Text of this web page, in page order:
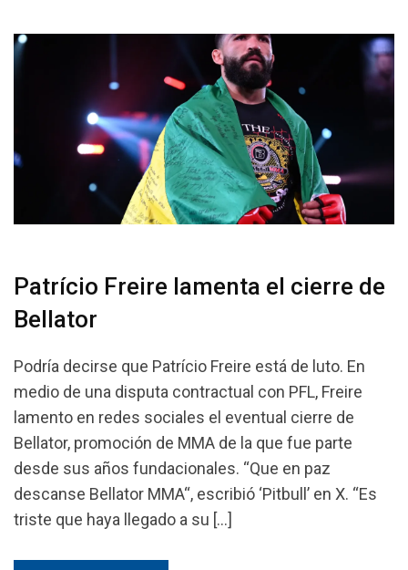
Patrício Freire lamenta el cierre de
Bellator
Podría decirse que Patrício Freire está de luto. En
medio de una disputa contractual con PFL, Freire
lamento en redes sociales el eventual cierre de
Bellator, promoción de MMA de la que fue parte
desde sus años fundacionales. “Que en paz
descanse Bellator MMA“, escribió ‘Pitbull’ en X. “Es
triste que haya llegado a su […]